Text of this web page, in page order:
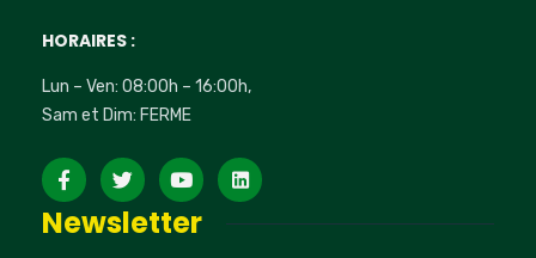
HORAIRES :
Lun – Ven: 08:00h – 16:00h,
Sam et Dim: FERME
Newsletter